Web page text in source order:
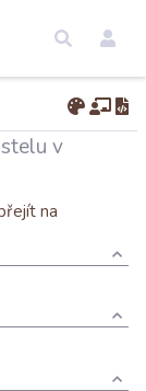
v
na